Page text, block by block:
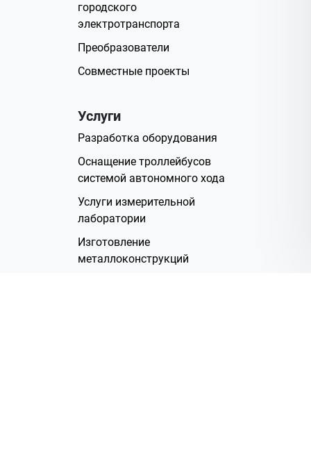
городского
электротранспорта
Преобразователи
Совместные проекты
Услуги
Разработка оборудования
Оснащение троллейбусов
системой автономного хода
Услуги измерительной
лаборатории
Изготовление
металлоконструкций